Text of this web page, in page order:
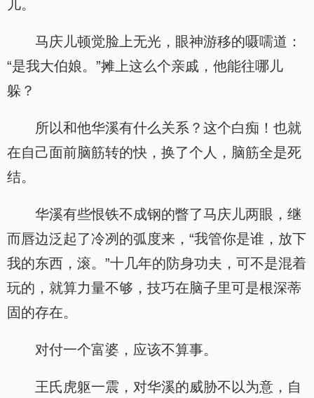
儿。
马庆儿顿觉脸上无光，眼神游移的嗫嚅道：
“是我大伯娘。”摊上这么个亲戚，他能往哪儿
躲？
所以和他华溪有什么关系？这个白痴！也就
在自己面前脑筋转的快，换了个人，脑筋全是死
结。
华溪有些恨铁不成钢的瞥了马庆儿两眼，继
而唇边泛起了冷冽的弧度来，“我管你是谁，放下
我的东西，滚。”十几年的防身功夫，可不是混着
玩的，就算力量不够，技巧在脑子里可是根深蒂
固的存在。
对付一个富婆，应该不算事。
王氏虎躯一震，对华溪的威胁不以为意，自